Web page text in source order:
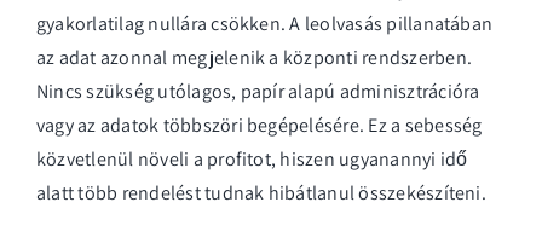
gyakorlatilag nullára csökken. A leolvasás pillanatában
az adat azonnal megjelenik a központi rendszerben.
Nincs szükség utólagos, papír alapú adminisztrációra
vagy az adatok többszöri begépelésére. Ez a sebesség
közvetlenül növeli a profitot, hiszen ugyanannyi idő
alatt több rendelést tudnak hibátlanul összekészíteni.